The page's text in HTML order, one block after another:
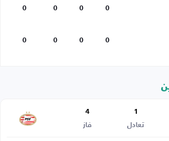
0
0
0
0
0
0
0
0
1
تعادل
4
فاز